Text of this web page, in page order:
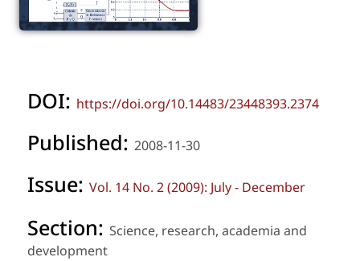
DOI: https://doi.org/10.14483/23448393.2374
Published: 2008-11-30
Issue: Vol. 14 No. 2 (2009): July - December
Section: Science, research, academia and
development